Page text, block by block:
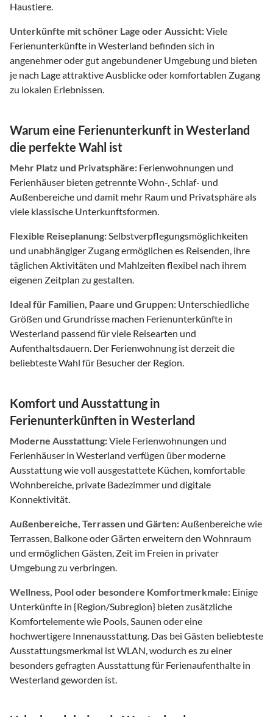
Haustiere.
Unterkünfte mit schöner Lage oder Aussicht:Viele
Ferienunterkünfte in Westerland befinden sich in
angenehmer oder gut angebundener Umgebung und bieten
je nach Lage attraktive Ausblicke oder komfortablen Zugang
zu lokalen Erlebnissen.
Warum eine Ferienunterkunft in Westerland
die perfekte Wahl ist
Mehr Platz und Privatsphäre: Ferienwohnungen und
Ferienhäuser bieten getrennte Wohn-, Schlaf- und
Außenbereiche und damit mehr Raum und Privatsphäre als
viele klassische Unterkunftsformen.
Flexible Reiseplanung:Selbstverpflegungsmöglichkeiten
und unabhängiger Zugang ermöglichen es Reisenden, ihre
täglichen Aktivitäten und Mahlzeiten flexibel nach ihrem
eigenen Zeitplan zu gestalten.
Ideal für Familien, Paare und Gruppen: Unterschiedliche
Größen und Grundrisse machen Ferienunterkünfte in
Westerland passend für viele Reisearten und
Aufenthaltsdauern. Der Ferienwohnung ist derzeit die
beliebteste Wahl für Besucher der Region.
Komfort und Ausstattung in
Ferienunterkünften in Westerland
Moderne Ausstattung:Viele Ferienwohnungen und
Ferienhäuser in Westerland verfügen über moderne
Ausstattung wie voll ausgestattete Küchen, komfortable
Wohnbereiche, private Badezimmer und digitale
Konnektivität.
Außenbereiche, Terrassen und Gärten:Außenbereiche wie
Terrassen, Balkone oder Gärten erweitern den Wohnraum
und ermöglichen Gästen, Zeit im Freien in privater
Umgebung zu verbringen.
Wellness, Pool oder besondere Komfortmerkmale: Einige
Unterkünfte in {Region/Subregion} bieten zusätzliche
Komfortelemente wie Pools, Saunen oder eine
hochwertigere Innenausstattung. Das bei Gästen beliebteste
Ausstattungsmerkmal ist WLAN, wodurch es zu einer
besonders gefragten Ausstattung für Ferienaufenthalte in
Westerland geworden ist.